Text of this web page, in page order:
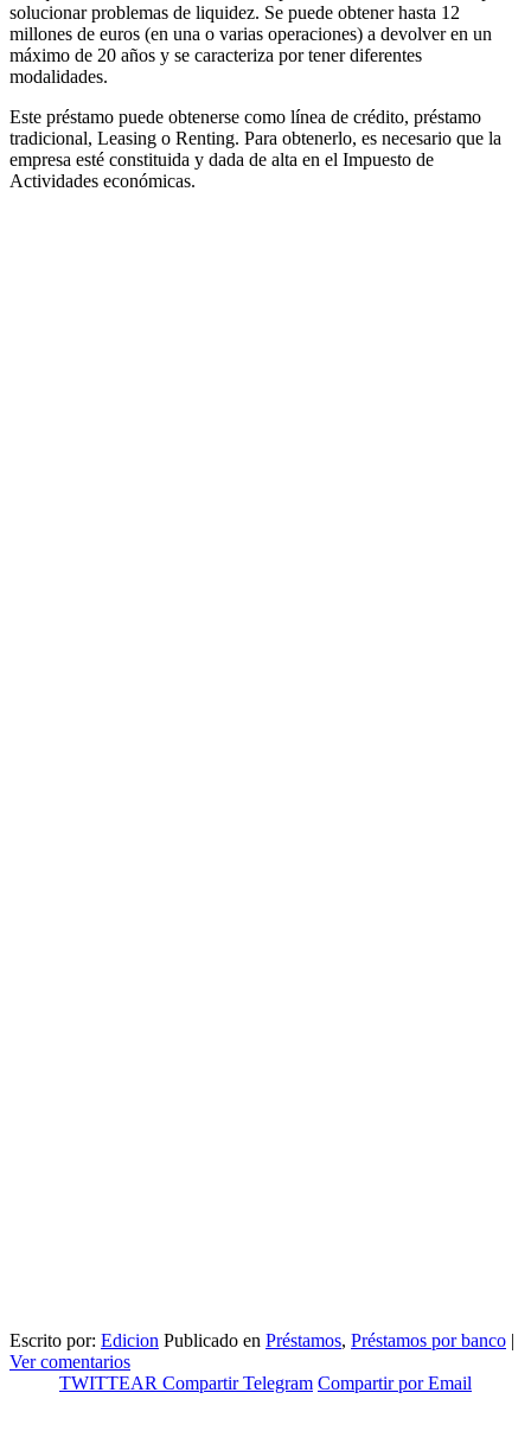
solucionar problemas de liquidez. Se puede obtener hasta 12
millones de euros (en una o varias operaciones) a devolver en un
máximo de 20 años y se caracteriza por tener diferentes
modalidades.
Este préstamo puede obtenerse como línea de crédito, préstamo
tradicional, Leasing o Renting. Para obtenerlo, es necesario que la
empresa esté constituida y dada de alta en el Impuesto de
Actividades económicas.
Escrito por: Edicion Publicado en Préstamos, Préstamos por banco
Ver comentarios
TWITTEAR CompartirTelegram Compartir por Email